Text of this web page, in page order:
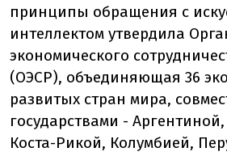
принципы обращения с
интеллектом утвердила
экономического
(ОЭСР), объединяющая 36
развитых стран мира,
государствами -
Коста-Рикой, Колумбией,